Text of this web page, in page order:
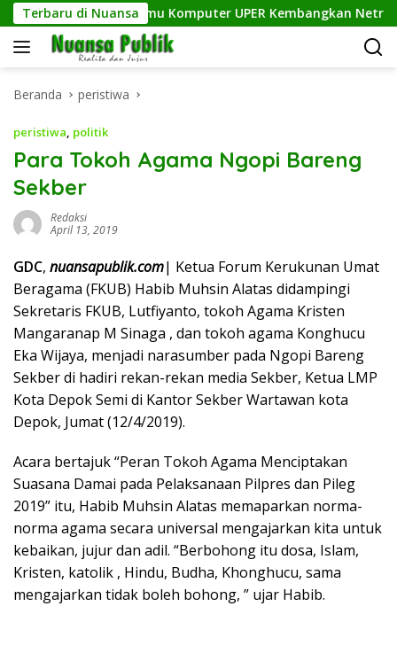
Langsung
ke
konten
Terbaru di Nuansa
Dosen Ilmu Komputer UPER Kembangkan Netrash
Beranda peristiwa
peristiwa, politik
Para Tokoh Agama Ngopi Bareng
Sekber
Redaksi
April 13, 2019
GDC, nuansapublik.com| Ketua Forum Kerukunan Umat
Beragama (FKUB) Habib Muhsin Alatas didampingi
Sekretaris FKUB, Lutfiyanto, tokoh Agama Kristen
Mangaranap M Sinaga , dan tokoh agama Konghucu
Eka Wijaya, menjadi narasumber pada Ngopi Bareng
Sekber di hadiri rekan-rekan media Sekber, Ketua LMP
Kota Depok Semi di Kantor Sekber Wartawan kota
Depok, Jumat (12/4/2019).
Acara bertajuk “Peran Tokoh Agama Menciptakan
Suasana Damai pada Pelaksanaan Pilpres dan Pileg
2019” itu, Habib Muhsin Alatas memaparkan norma-
norma agama secara universal mengajarkan kita untuk
kebaikan, jujur dan adil. “Berbohong itu dosa, Islam,
Kristen, katolik , Hindu, Budha, Khonghucu, sama
mengajarkan tidak boleh bohong, ” ujar Habib.